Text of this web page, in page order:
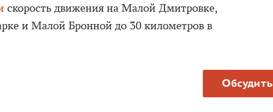
скорость движения на Малой Дмитровке,
и Малой Бронной до 30 километров в
Обсудить